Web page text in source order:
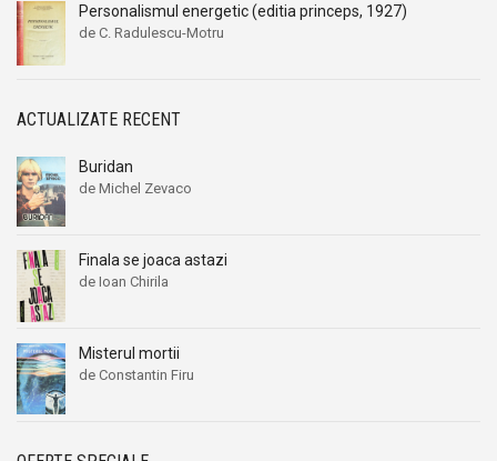
Personalismul energetic (editia princeps, 1927)
de C. Radulescu-Motru
ACTUALIZATE RECENT
Buridan
de Michel Zevaco
Finala se joaca astazi
de Ioan Chirila
Misterul mortii
de Constantin Firu